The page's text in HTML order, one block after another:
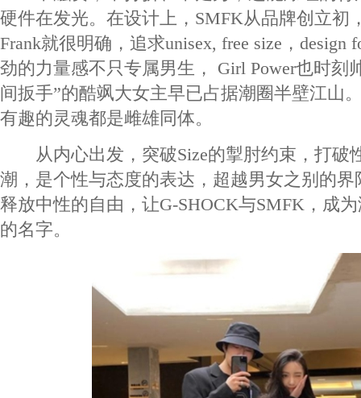
硬件在发光。在设计上，SMFK从品牌创立初
Frank就很明确，追求unisex, free size，design
劲的力量感不只专属男生， Girl Power也时刻
间扳手”的酷飒大女主早已占据潮圈半壁江山
有趣的灵魂都是雌雄同体。
从内心出发，突破Size的掣肘约束，打破
潮，是个性与态度的表达，超越男女之别的
释放中性的自由，让G-SHOCK与SMFK，成
的名字。